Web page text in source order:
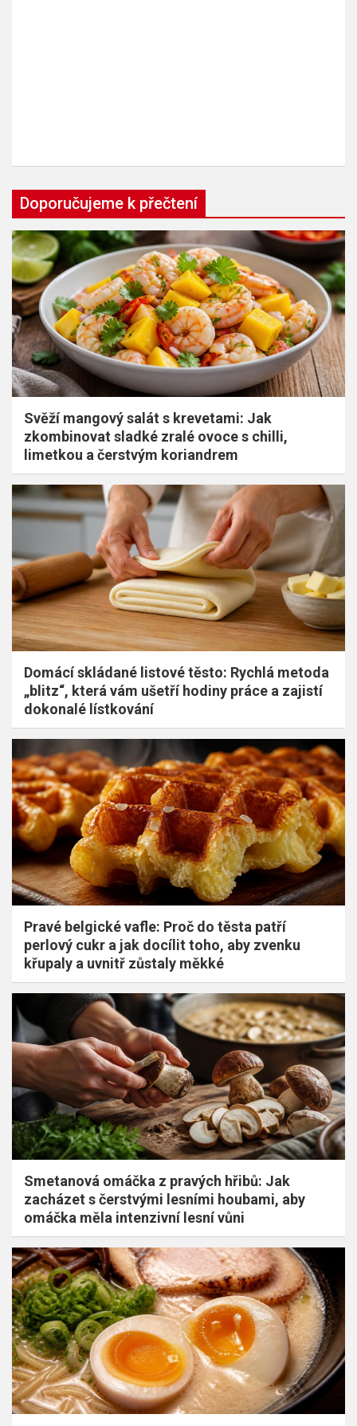
Doporučujeme k přečtení
Svěží mangový salát s krevetami: Jak
zkombinovat sladké zralé ovoce s chilli,
limetkou a čerstvým koriandrem
Domácí skládané listové těsto: Rychlá metoda
„blitz“, která vám ušetří hodiny práce a zajistí
dokonalé lístkování
Pravé belgické vafle: Proč do těsta patří
perlový cukr a jak docílit toho, aby zvenku
křupaly a uvnitř zůstaly měkké
Smetanová omáčka z pravých hřibů: Jak
zacházet s čerstvými lesními houbami, aby
omáčka měla intenzivní lesní vůni